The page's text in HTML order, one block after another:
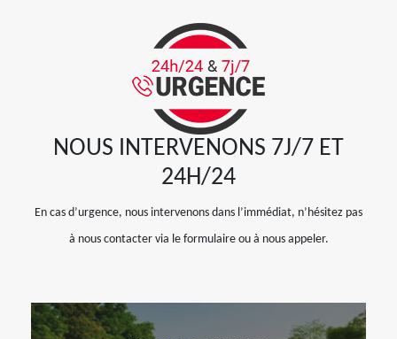
NOUS INTERVENONS 7J/7 ET
24H/24
En cas d’urgence, nous intervenons dans l’immédiat, n’hésitez pas
à nous contacter via le formulaire ou à nous appeler.